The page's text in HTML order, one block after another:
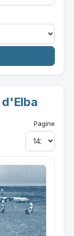
Pagine